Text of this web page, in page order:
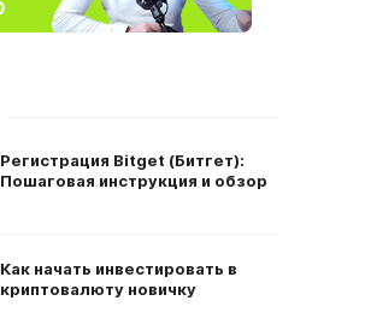
Регистрация Bitget (Битгет):
Пошаговая инструкция и обзор
Как начать инвестировать в
криптовалюту новичку